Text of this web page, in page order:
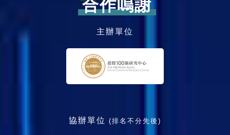
合作嗚謝
主辦單位
協辦單位 (排名不分先後)